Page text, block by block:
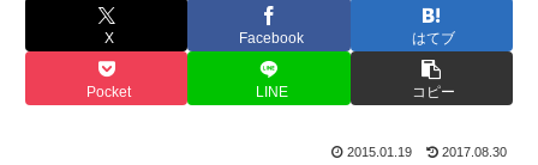
X Facebook はてブ
Pocket LINE コピー
2015.01.19 2017.08.30